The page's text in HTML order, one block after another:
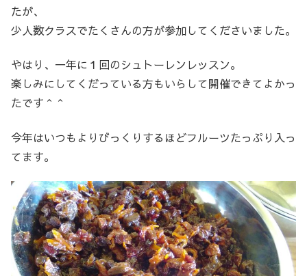
たが、
少人数クラスでたくさんの方が参加してくださいました。
やはり、一年に１回のシュトーレンレッスン。
楽しみにしてくだっている方もいらして開催できてよかっ
たです＾＾
今年はいつもよりびっくりするほどフルーツたっぷり入っ
てます。